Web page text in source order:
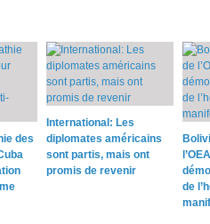
des
International: Les
diplomates américains
sont partis, mais ont
promis de revenir
de